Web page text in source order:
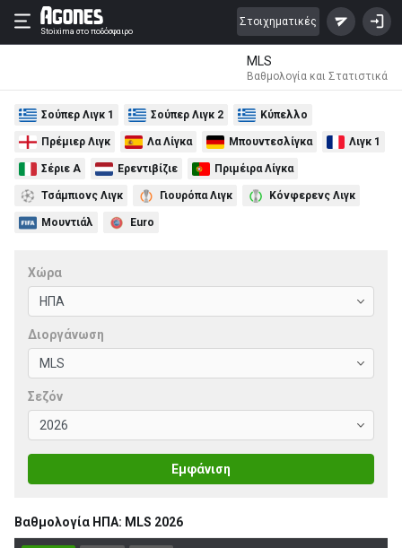
Stoixima στο ποδόσφαιρο
Στοιχηματικές
MLS
Βαθμολογία και Στατιστικά
Σούπερ Λιγκ 1 Σούπερ Λιγκ 2 Κύπελλο
Πρέμιερ Λιγκ Λα Λίγκα Μπουντεσλίγκα Λιγκ 1
Σέριε Α Ερεντιβίζιε Πριμέιρα Λίγκα
Τσάμπιονς Λιγκ Γιουρόπα Λιγκ Κόνφερενς Λιγκ
Μουντιάλ Euro
Χώρα
Διοργάνωση
Σεζόν
Εμφάνιση
Βαθμολογία ΗΠΑ: MLS 2026